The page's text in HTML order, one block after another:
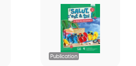
Publication